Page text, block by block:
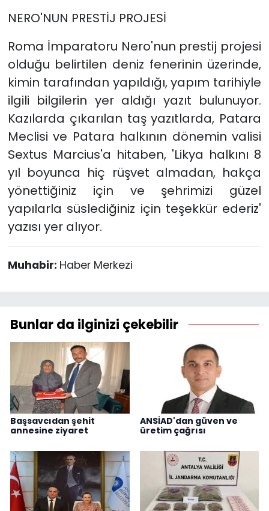
NERO'NUN PRESTİJ PROJESİ
Roma İmparatoru Nero'nun prestij projesi
olduğu belirtilen deniz fenerinin üzerinde,
kimin tarafından yapıldığı, yapım tarihiyle
ilgili bilgilerin yer aldığı yazıt bulunuyor.
Kazılarda çıkarılan taş yazıtlarda, Patara
Meclisi ve Patara halkının dönemin valisi
Sextus Marcius'a hitaben, 'Likya halkını 8
yıl boyunca hiç rüşvet almadan, hakça
yönettiğiniz için ve şehrimizi güzel
yapılarla süslediğiniz için teşekkür ederiz'
yazısı yer alıyor.
Muhabir: Haber Merkezi
Bunlar da ilginizi çekebilir
Başsavcıdan şehit
annesine ziyaret
ANSİAD'dan güven ve
üretim çağrısı